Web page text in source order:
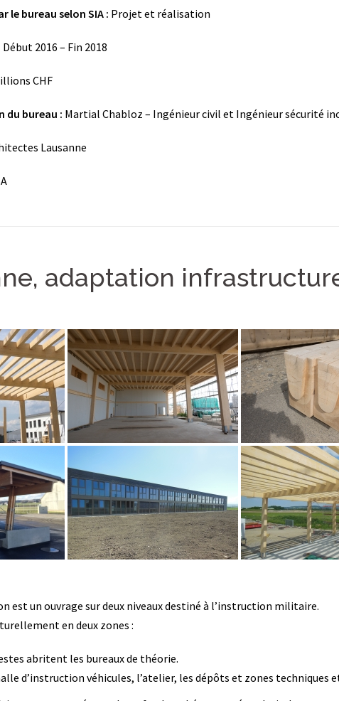
le bureau selon SIA : Projet et réalisation
Début 2016 – Fin 2018
CHF
du bureau : Martial Chabloz – Ingénieur civil et Ingénieur sécurité
Lausanne
adaptation
est un ouvrage sur deux niveaux destiné à l’instruction militaire.
en deux zones :
abritent les bureaux de théorie.
d’instruction véhicules, l’atelier, les dépôts et zones techniques